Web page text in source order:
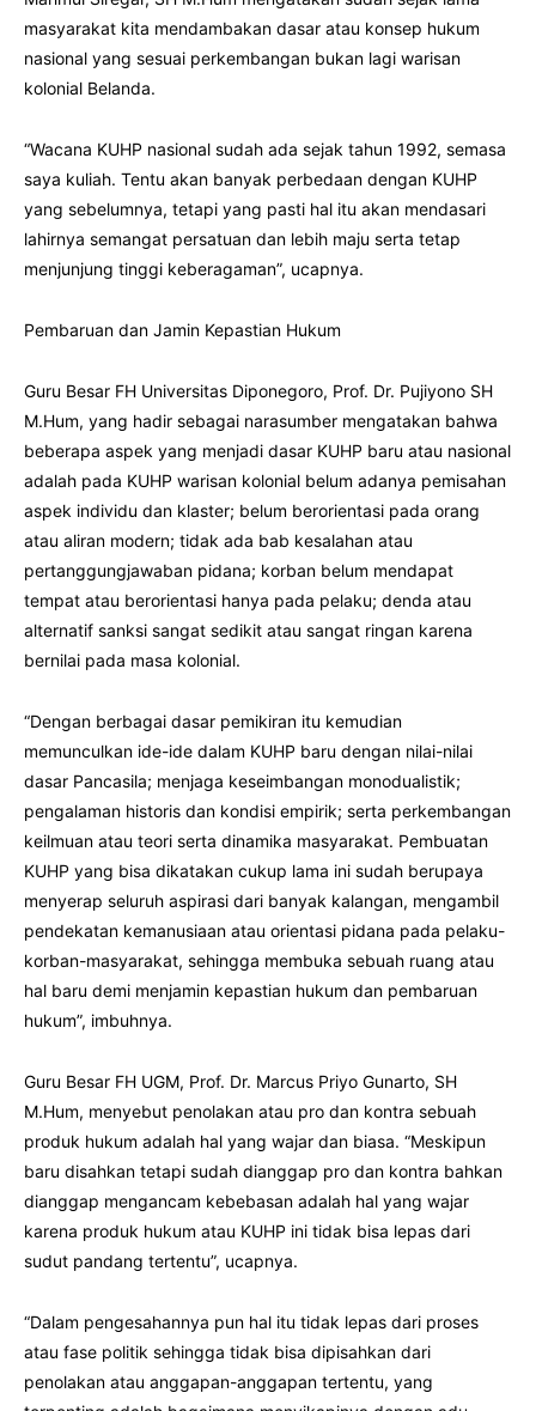
masyarakat kita mendambakan dasar atau konsep hukum
nasional yang sesuai perkembangan bukan lagi warisan
kolonial Belanda.
“Wacana KUHP nasional sudah ada sejak tahun 1992, semasa
saya kuliah. Tentu akan banyak perbedaan dengan KUHP
yang sebelumnya, tetapi yang pasti hal itu akan mendasari
lahirnya semangat persatuan dan lebih maju serta tetap
menjunjung tinggi keberagaman”, ucapnya.
Pembaruan dan Jamin Kepastian Hukum
Guru Besar FH Universitas Diponegoro, Prof. Dr. Pujiyono SH
M.Hum, yang hadir sebagai narasumber mengatakan bahwa
beberapa aspek yang menjadi dasar KUHP baru atau nasional
adalah pada KUHP warisan kolonial belum adanya pemisahan
aspek individu dan klaster; belum berorientasi pada orang
atau aliran modern; tidak ada bab kesalahan atau
pertanggungjawaban pidana; korban belum mendapat
tempat atau berorientasi hanya pada pelaku; denda atau
alternatif sanksi sangat sedikit atau sangat ringan karena
bernilai pada masa kolonial.
“Dengan berbagai dasar pemikiran itu kemudian
memunculkan ide-ide dalam KUHP baru dengan nilai-nilai
dasar Pancasila; menjaga keseimbangan monodualistik;
pengalaman historis dan kondisi empirik; serta perkembangan
keilmuan atau teori serta dinamika masyarakat. Pembuatan
KUHP yang bisa dikatakan cukup lama ini sudah berupaya
menyerap seluruh aspirasi dari banyak kalangan, mengambil
pendekatan kemanusiaan atau orientasi pidana pada pelaku-
korban-masyarakat, sehingga membuka sebuah ruang atau
hal baru demi menjamin kepastian hukum dan pembaruan
hukum”, imbuhnya.
Guru Besar FH UGM, Prof. Dr. Marcus Priyo Gunarto, SH
M.Hum, menyebut penolakan atau pro dan kontra sebuah
produk hukum adalah hal yang wajar dan biasa. “Meskipun
baru disahkan tetapi sudah dianggap pro dan kontra bahkan
dianggap mengancam kebebasan adalah hal yang wajar
karena produk hukum atau KUHP ini tidak bisa lepas dari
sudut pandang tertentu”, ucapnya.
“Dalam pengesahannya pun hal itu tidak lepas dari proses
atau fase politik sehingga tidak bisa dipisahkan dari
penolakan atau anggapan-anggapan tertentu, yang